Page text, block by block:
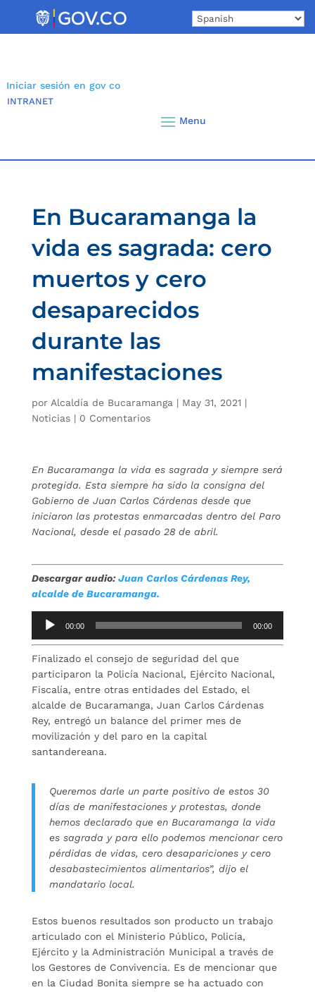
Iniciar sesión en gov co
INTRANET
En Bucaramanga la
vida es sagrada: cero
muertos y cero
desaparecidos
durante las
manifestaciones
por Alcaldía de Bucaramanga | May 31, 2021 |
Noticias| 0 Comentarios
En Bucaramanga la vida es sagrada y siempre será
protegida. Esta siempre ha sido la consigna del
Gobierno de Juan Carlos Cárdenas desde que
iniciaron las protestas enmarcadas dentro del Paro
Nacional, desde el pasado 28 de abril.
Descargar audio:Juan Carlos Cárdenas Rey,
alcalde de Bucaramanga.
Reproductor
audio
00:00 00:00
Finalizado el consejo de seguridad del que
participaron la Policía Nacional, Ejército Nacional,
Fiscalía, entre otras entidades del Estado, el
alcalde de Bucaramanga, Juan Carlos Cárdenas
Rey, entregó un balance del primer mes de
movilización y del paro en la capital
santandereana.
Queremos darle un parte positivo de estos 30
días de manifestaciones y protestas, donde
hemos declarado que en Bucaramanga la vida
es sagrada y para ello podemos mencionar cero
pérdidas de vidas, cero desapariciones y cero
desabastecimientos alimentarios”, dijo el
mandatario local.
Estos buenos resultados son producto un trabajo
articulado con el Ministerio Público, Policía,
Ejército y la Administración Municipal a través de
los Gestores de Convivencia. Es de mencionar que
en la Ciudad Bonita siempre se ha actuado con